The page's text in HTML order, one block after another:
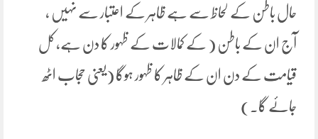
حال باطن کے لحاظ سے ہے ظاہر کے اعتبار سے نہیں ،
آج ان کے باطن ( کے کمالات کے ظہور کا دن ہے، کل
قیامت کے دن ان کے ظاہر کا ظہور ہوگا (یعنی حجاب اٹھ
جائے گا۔)